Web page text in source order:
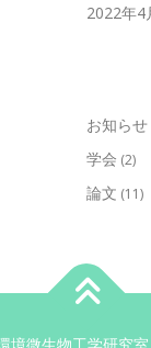
2022年4
お知らせ
学会 (2)
論文 (11)
境微生物工学研究室